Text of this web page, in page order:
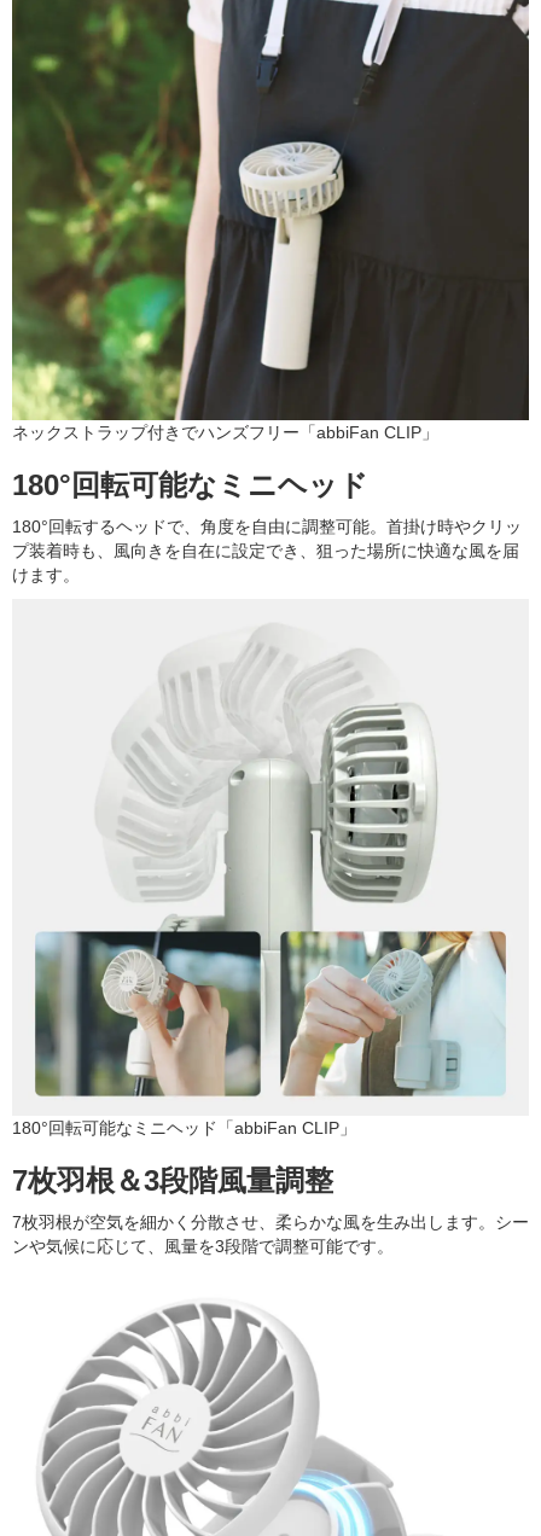
ネックストラップ付きでハンズフリー「abbiFan CLIP」
180°回転可能なミニヘッド
180°回転するヘッドで、角度を自由に調整可能。首掛け時やクリッ
プ装着時も、風向きを自在に設定でき、狙った場所に快適な風を届
けます。
180°回転可能なミニヘッド「abbiFan CLIP」
7枚羽根＆3段階風量調整
7枚羽根が空気を細かく分散させ、柔らかな風を生み出します。シー
ンや気候に応じて、風量を3段階で調整可能です。